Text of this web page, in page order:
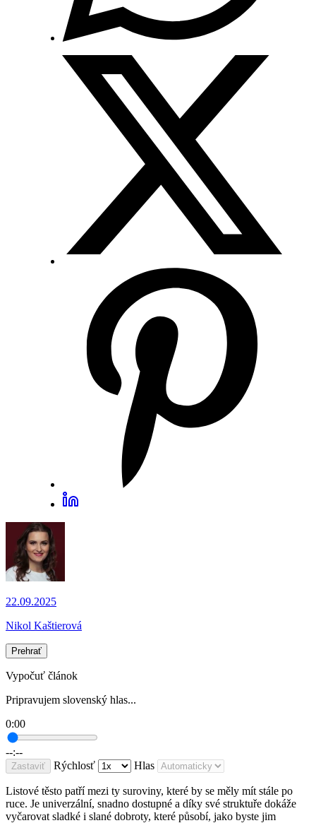
22.09.2025
Nikol Kaštierová
Prehrať
Vypočuť článok
Pripravujem slovenský hlas...
0:00
--:--
Zastaviť Rýchlosť Hlas
Listové těsto patří mezi ty suroviny, které by se měly mít stále po
ruce. Je univerzální, snadno dostupné a díky své struktuře dokáže
vyčarovat sladké i slané dobroty, které působí, jako byste jim